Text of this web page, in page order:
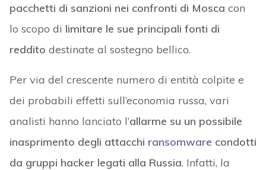
pacchetti di sanzioni nei confronti di Mosca con
lo scopo di limitare le sue principali fonti di
reddito destinate al sostegno bellico.
Per via del crescente numero di entità colpite e
dei probabili effetti sull’economia russa, vari
analisti hanno lanciato l’allarme su un possibile
inasprimento degli attacchi ransomware condotti
da gruppi hacker legati alla Russia. Infatti, la